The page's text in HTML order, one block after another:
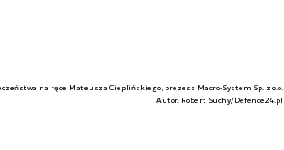
na ręce Mateusza Cieplińskiego, prezesa Macro-System Sp. z o.o.
Autor. Robert Suchy/Defence24.pl